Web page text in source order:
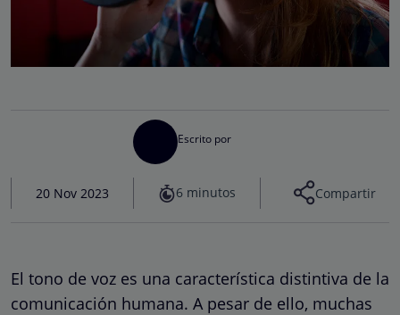
Escrito por
20 Nov 2023 6 minutos Compartir
El tono de voz es una característica distintiva de la
comunicación humana. A pesar de ello, muchas